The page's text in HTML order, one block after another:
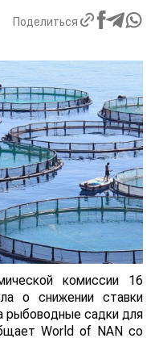
Поделиться
комиссии 16
о снижении ставки
рыбоводные садки для
World of NAN со